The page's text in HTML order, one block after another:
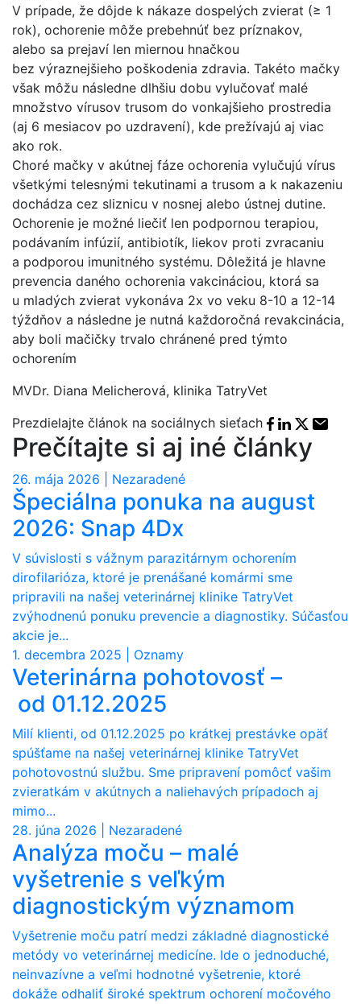
V prípade, že dôjde k nákaze dospelých zvierat (≥ 1
rok), ochorenie môže prebehnúť bez príznakov,
alebo sa prejaví len miernou hnačkou
bez výraznejšieho poškodenia zdravia. Takéto mačky
však môžu následne dlhšiu dobu vylučovať malé
množstvo vírusov trusom do vonkajšieho prostredia
(aj 6 mesiacov po uzdravení), kde prežívajú aj viac
ako rok.
Choré mačky v akútnej fáze ochorenia vylučujú vírus
všetkými telesnými tekutinami a trusom a k nakazeniu
dochádza cez sliznicu v nosnej alebo ústnej dutine.
Ochorenie je možné liečiť len podpornou terapiou,
podávaním infúzií, antibiotík, liekov proti zvracaniu
a podporou imunitného systému. Dôležitá je hlavne
prevencia daného ochorenia vakcináciou, ktorá sa
u mladých zvierat vykonáva 2x vo veku 8-10 a 12-14
týždňov a následne je nutná každoročná revakcinácia,
aby boli mačičky trvalo chránené pred týmto
ochorením
MVDr. Diana Melicherová, klinika TatryVet
Prezdielajte článok na sociálnych sieťach
Facebook
Linkedin
X share
E-
Prečítajte si aj iné články
26. mája 2026 | Nezaradené
Špeciálna ponuka na august
2026: Snap 4Dx
V súvislosti s vážnym parazitárnym ochorením
dirofilarióza, ktoré je prenášané komármi sme
pripravili na našej veterinárnej klinike TatryVet
zvýhodnenú ponuku prevencie a diagnostiky. Súčasťou
akcie je...
1. decembra 2025 | Oznamy
Veterinárna pohotovosť –
od 01.12.2025
Milí klienti, od 01.12.2025 po krátkej prestávke opäť
spúšťame na našej veterinárnej klinike TatryVet
pohotovostnú službu. Sme pripravení pomôcť vašim
zvieratkám v akútnych a naliehavých prípadoch aj
mimo...
28. júna 2026 | Nezaradené
Analýza moču – malé
vyšetrenie s veľkým
diagnostickým významom
Vyšetrenie moču patrí medzi základné diagnostické
metódy vo veterinárnej medicíne. Ide o jednoduché,
neinvazívne a veľmi hodnotné vyšetrenie, ktoré
dokáže odhaliť široké spektrum ochorení močového